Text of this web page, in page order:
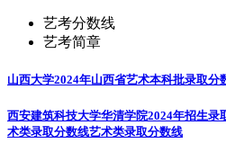
艺考分数线
艺考简章
山西大学2024年山西省艺术本科批录取分
西安建筑科技大学华清学院2024年招生
术类录取分数线艺术类录取分数线